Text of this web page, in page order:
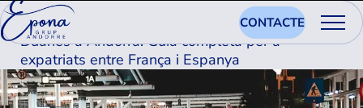
CONTACTE
Duanes a Andorra: Guia completa per a
expatriats entre França i Espanya